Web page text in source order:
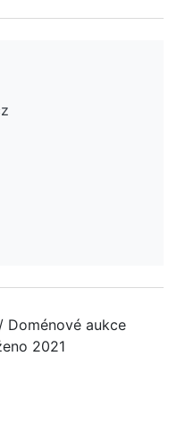
Doménové aukce
2021